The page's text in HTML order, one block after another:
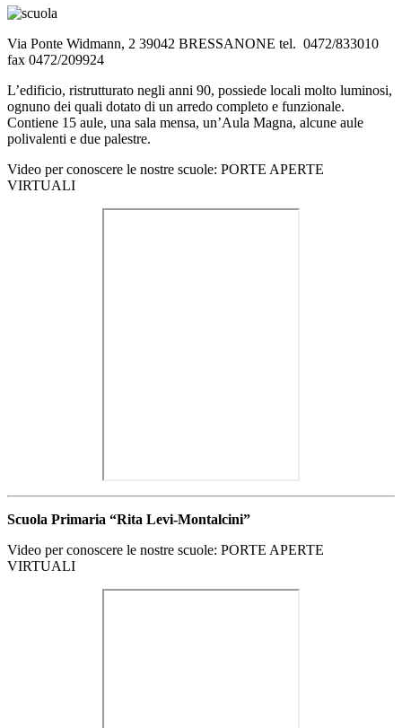
Via Ponte Widmann, 2 39042 BRESSANONE tel. 0472/833010
fax 0472/209924
L’edificio, ristrutturato negli anni 90, possiede locali molto luminosi,
ognuno dei quali dotato di un arredo completo e funzionale.
Contiene 15 aule, una sala mensa, un’Aula Magna, alcune aule
polivalenti e due palestre.
Video per conoscere le nostre scuole: PORTE APERTE
VIRTUALI
Scuola Primaria “Rita Levi-Montalcini”
Video per conoscere le nostre scuole: PORTE APERTE
VIRTUALI